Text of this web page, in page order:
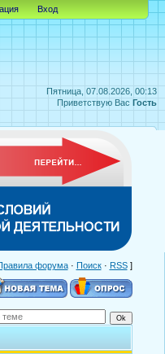
Пятница, 07.08.2026, 00:13
Приветствую Вас Гость
Вход
форума· Поиск· RSS]